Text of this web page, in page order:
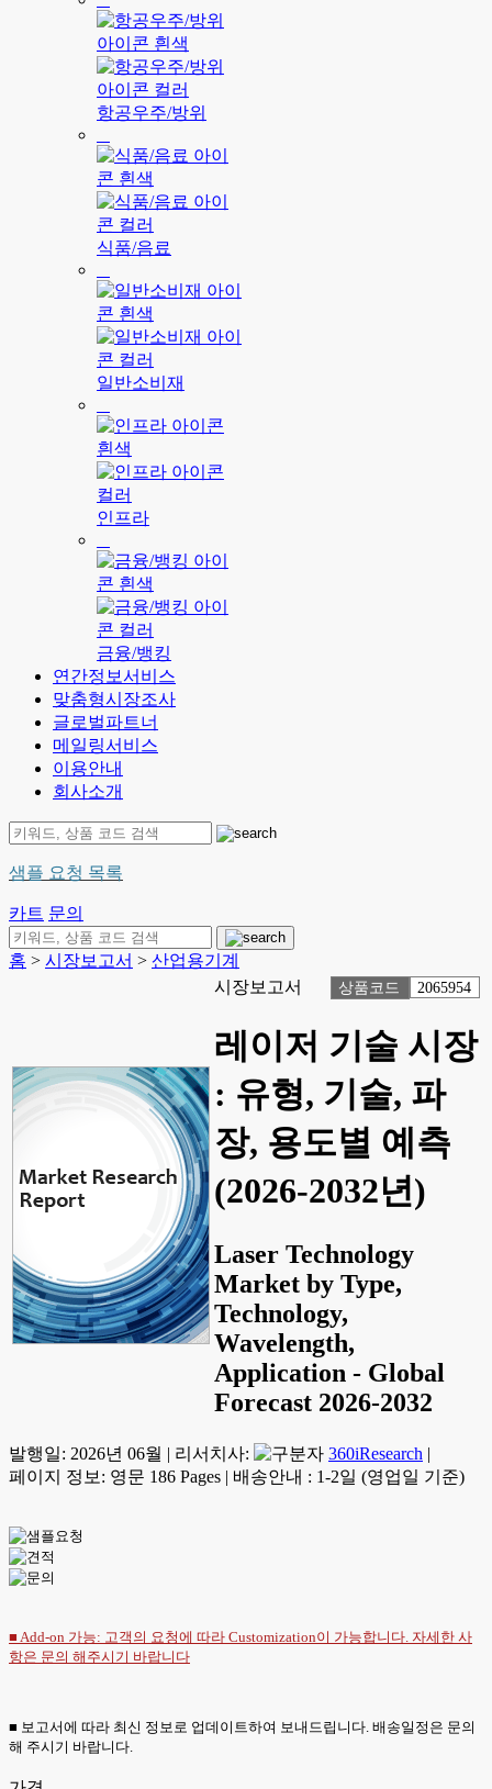
항공우주/방위
식품/음료
일반소비재
인프라
금융/뱅킹
연간정보서비스
맞춤형시장조사
글로벌파트너
메일링서비스
이용안내
회사소개
샘플 요청 목록
카트 문의
홈 > 시장보고서 > 산업용기계
시장보고서
상품코드 2065954
레이저 기술 시장
: 유형, 기술, 파
장, 용도별 예측
(2026-2032년)
Laser Technology
Market by Type,
Technology,
Wavelength,
Application - Global
Forecast 2026-2032
발행일: 2026년 06월 | 리서치사: 360iResearch |
페이지 정보: 영문 186 Pages | 배송안내 : 1-2일 (영업일 기준)
■ Add-on 가능: 고객의 요청에 따라 Customization이 가능합니다. 자세한 사
항은 문의 해주시기 바랍니다
■ 보고서에 따라 최신 정보로 업데이트하여 보내드립니다. 배송일정은 문의
해 주시기 바랍니다.